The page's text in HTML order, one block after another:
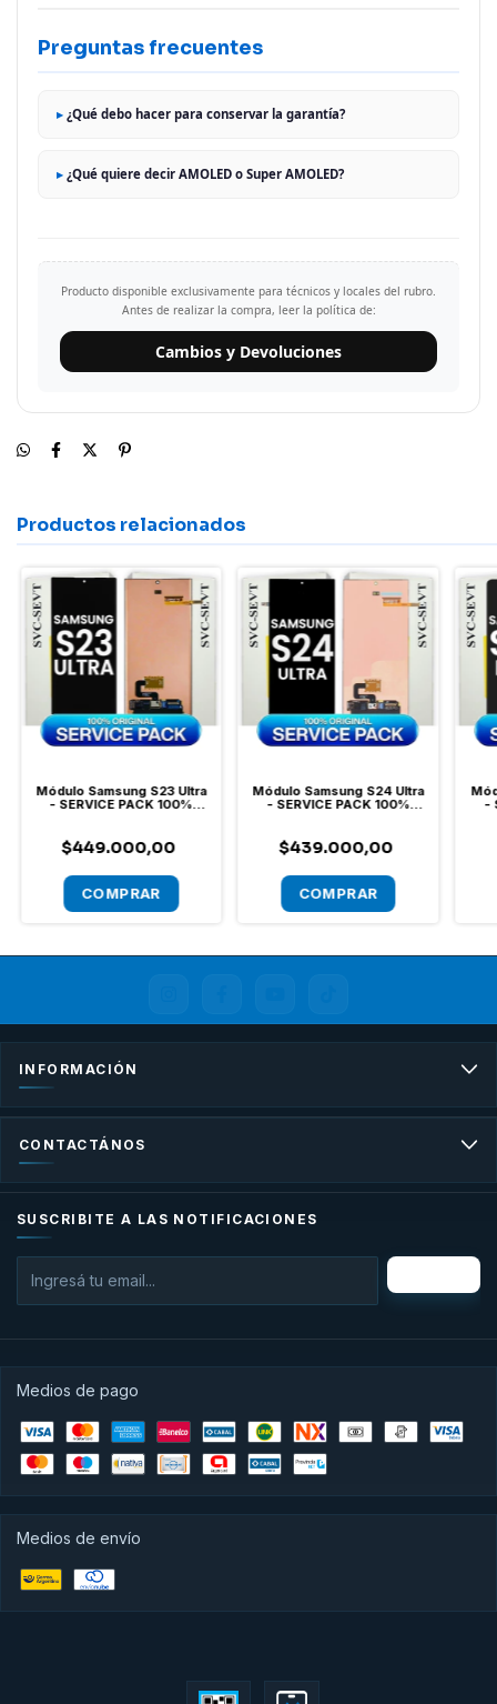
Preguntas frecuentes
¿Qué debo hacer para conservar la garantía?
¿Qué quiere decir AMOLED o Super AMOLED?
Producto disponible exclusivamente para técnicos y locales del rubro.
Antes de realizar la compra, leer la política de:
Cambios y Devoluciones
Productos relacionados
Módulo Samsung S23 Ultra
- SERVICE PACK 100%
$449.000,00
Módulo Samsung S24 Ultra
- SERVICE PACK 100%
$439.000,00
-
INFORMACIÓN
CONTACTÁNOS
SUSCRIBITE A LAS NOTIFICACIONES
Medios de pago
Medios de envío